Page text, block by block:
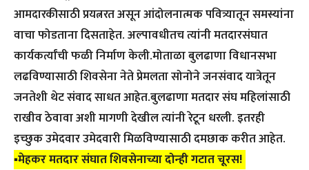
आमदारकीसाठी प्रयत्नरत असून आंदोलनात्मक पवित्र्यातून समस्यांना
वाचा फोडताना दिसताहेत. अल्पावधीतच त्यांनी मतदारसंघात
कार्यकर्त्यांची फळी निर्माण केली.मोताळा बुलढाणा विधानसभा
लढविण्यासाठी शिवसेना नेते प्रेमलता सोनोने जनसंवाद यात्रेतून
जनतेशी थेट संवाद साधत आहेत.बुलढाणा मतदार संघ महिलांसाठी
राखीव ठेवावा अशी मागणी देखील त्यांनी रेटून धरली. इतरही
इच्छुक उमेदवार उमेदवारी मिळविण्यासाठी दमछाक करीत आहेत.
▪️मेहकर मतदार संघात शिवसेनाच्या दोन्ही गटात चूरस!